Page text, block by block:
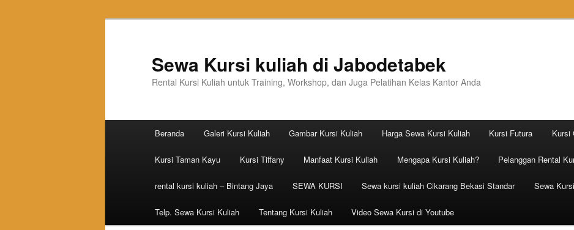
Sewa Kursi kuliah di Jabodetabek
Rental Kursi Kuliah untuk Training, Workshop, dan Juga Pelatihan Kelas Kantor Anda
Skip to primary content
Skip to secondary content
Beranda Galeri Kursi Kuliah Gambar Kursi Kuliah Harga Sewa Kursi Kuliah Kursi Futura Kursi
Kursi Taman Kayu Kursi Tiffany Manfaat Kursi Kuliah Mengapa Kursi Kuliah? Pelanggan Rental
rental kursi kuliah – Bintang Jaya SEWA KURSI Sewa kursi kuliah Cikarang Bekasi Standar Sewa
Telp. Sewa Kursi Kuliah Tentang Kursi Kuliah Video Sewa Kursi di Youtube